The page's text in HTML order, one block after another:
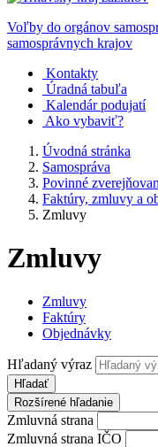
Voľby do orgánov
samosprávnych krajov
Kontakty
Úradná tabuľa
Kalendár podujatí
Ako vybaviť?
Úvodná stránka
Samospráva
Povinné
Faktúry, zmluvy a
Zmluvy
Zmluvy
Zmluvy
Faktúry
Objednávky
Hľadaný výraz
Hľadať
Rozšírené hľadanie
Zmluvná strana
Zmluvná strana IČO